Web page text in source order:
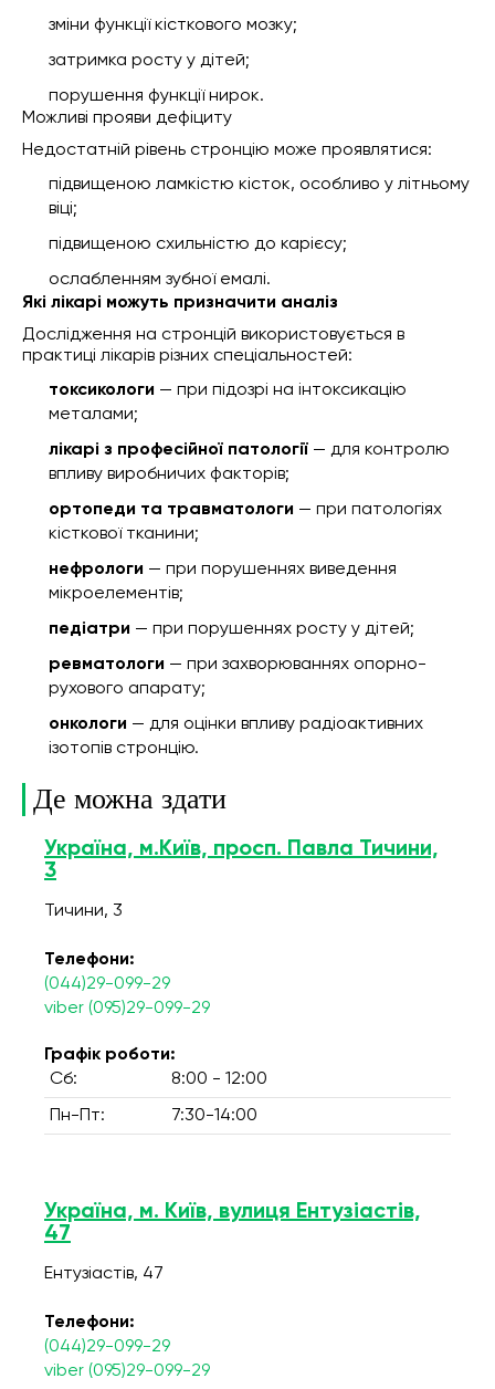
зміни функції кісткового мозку;
затримка росту у дітей;
порушення функції нирок.
Можливі прояви дефіциту
Недостатній рівень стронцію може проявлятися:
підвищеною ламкістю кісток, особливо у літньому
віці;
підвищеною схильністю до карієсу;
ослабленням зубної емалі.
Які лікарі можуть призначити аналіз
Дослідження на стронцій використовується в
практиці лікарів різних спеціальностей:
токсикологи — при підозрі на інтоксикацію
металами;
лікарі з професійної патології — для контролю
впливу виробничих факторів;
ортопеди та травматологи — при патологіях
кісткової тканини;
нефрологи — при порушеннях виведення
мікроелементів;
педіатри — при порушеннях росту у дітей;
ревматологи — при захворюваннях опорно-
рухового апарату;
онкологи — для оцінки впливу радіоактивних
ізотопів стронцію.
Де можна здати
Україна, м.Київ, просп. Павла Тичини,
3
Тичини, 3
Телефони:
(044)29-099-29
viber (095)29-099-29
Графік роботи:
Сб:
8:00 - 12:00
Пн-Пт: 7:30-14:00
Україна, м. Київ, вулиця Ентузіастів,
47
Ентузіастів, 47
Телефони:
(044)29-099-29
viber (095)29-099-29